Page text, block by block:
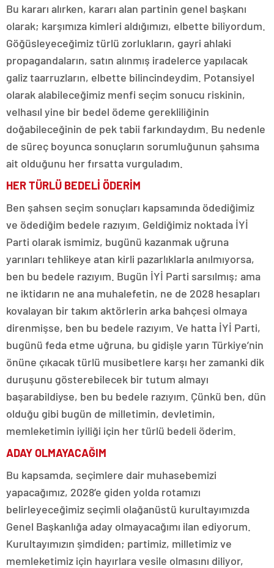
Bu kararı alırken, kararı alan partinin genel başkanı
olarak; karşımıza kimleri aldığımızı, elbette biliyordum.
Göğüsleyeceğimiz türlü zorlukların, gayri ahlaki
propagandaların, satın alınmış iradelerce yapılacak
galiz taarruzların, elbette bilincindeydim. Potansiyel
olarak alabileceğimiz menfi seçim sonucu riskinin,
velhasıl yine bir bedel ödeme gerekliliğinin
doğabileceğinin de pek tabii farkındaydım. Bu nedenle
de süreç boyunca sonuçların sorumluğunun şahsıma
ait olduğunu her fırsatta vurguladım.
HER TÜRLÜ BEDELİ ÖDERİM
Ben şahsen seçim sonuçları kapsamında ödediğimiz
ve ödediğim bedele razıyım. Geldiğimiz noktada İYİ
Parti olarak ismimiz, bugünü kazanmak uğruna
yarınları tehlikeye atan kirli pazarlıklarla anılmıyorsa,
ben bu bedele razıyım. Bugün İYİ Parti sarsılmış; ama
ne iktidarın ne ana muhalefetin, ne de 2028 hesapları
kovalayan bir takım aktörlerin arka bahçesi olmaya
direnmişse, ben bu bedele razıyım. Ve hatta İYİ Parti,
bugünü feda etme uğruna, bu gidişle yarın Türkiye’nin
önüne çıkacak türlü musibetlere karşı her zamanki dik
duruşunu gösterebilecek bir tutum almayı
başarabildiyse, ben bu bedele razıyım. Çünkü ben, dün
olduğu gibi bugün de milletimin, devletimin,
memleketimin iyiliği için her türlü bedeli öderim.
ADAY OLMAYACAĞIM
Bu kapsamda, seçimlere dair muhasebemizi
yapacağımız, 2028’e giden yolda rotamızı
belirleyeceğimiz seçimli olağanüstü kurultayımızda
Genel Başkanlığa aday olmayacağımı ilan ediyorum.
Kurultayımızın şimdiden; partimiz, milletimiz ve
memleketimiz için hayırlara vesile olmasını diliyor,